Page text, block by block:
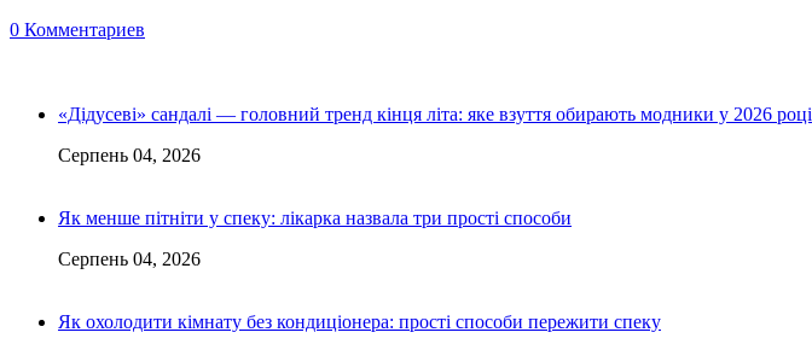
0 Комментариев
«Дідусеві» сандалі — головний тренд кінця літа: яке взуття обирають модники у 2026 році
Серпень 04, 2026
Як менше пітніти у спеку: лікарка назвала три прості способи
Серпень 04, 2026
Як охолодити кімнату без кондиціонера: прості способи пережити спеку